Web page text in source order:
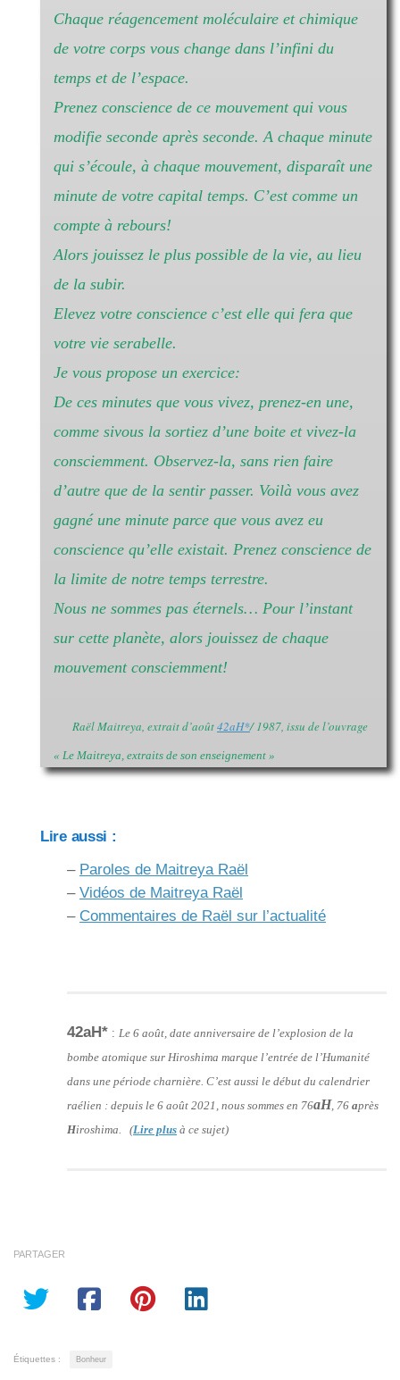
Chaque réagencement moléculaire et chimique
de votre corps vous change dans l’infini du
temps et de l’espace.
Prenez conscience de ce mouvement qui vous
modifie seconde après seconde. A chaque minute
qui s’écoule, à chaque mouvement, disparaît une
minute de votre capital temps. C’est comme un
compte à rebours!
Alors jouissez le plus possible de la vie, au lieu
de la subir.
Elevez votre conscience c’est elle qui fera que
votre vie serabelle.
Je vous propose un exercice:
De ces minutes que vous vivez, prenez-en une,
comme sivous la sortiez d’une boite et vivez-la
consciemment. Observez-la, sans rien faire
d’autre que de la sentir passer. Voilà vous avez
gagné une minute parce que vous avez eu
conscience qu’elle existait. Prenez conscience de
la limite de notre temps terrestre.
Nous ne sommes pas éternels… Pour l’instant
sur cette planète, alors jouissez de chaque
mouvement consciemment!
Raël Maitreya, extrait d’août42aH*/ 1987, issu de l’ouvrage
« Le Maitreya, extraits de son enseignement »
Lire aussi :
– Paroles de Maitreya Raël
– Vidéos de Maitreya Raël
– Commentaires de Raël sur l’actualité
42aH* : Le 6 août, date anniversaire de l’explosion de la
bombe atomique sur Hiroshima marque l’entrée de l’Humanité
dans une période charnière. C’est aussi le début du calendrier
raélien : depuis le 6 août 2021, nous sommes en 76aH, 76 après
Hiroshima. (Lire plus à ce sujet)
PARTAGER
Étiquettes : Bonheur